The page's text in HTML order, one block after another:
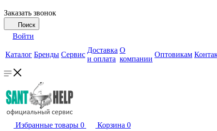
Заказать звонок
Поиск
Войти
Каталог Бренды Сервис
Доставка
и оплата
О
компании
Оптовикам
Избранные товары 0 Корзина 0